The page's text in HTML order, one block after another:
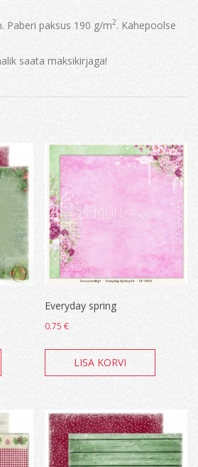
Paberi paksus 190 g/m2. Kahepoolse
saata maksikirjaga!
Everyday spring
0.75€
LISA KORVI